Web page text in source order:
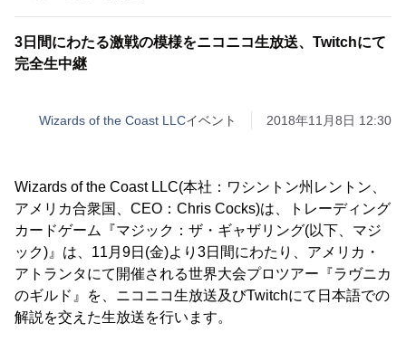
3日間にわたる激戦の模様をニコニコ生放送、Twitchにて
完全生中継
Wizards of the Coast LLCイベント 2018年11月8日 12:30
Wizards of the Coast LLC(本社：ワシントン州レントン、
アメリカ合衆国、CEO：Chris Cocks)は、トレーディング
カードゲーム『マジック：ザ・ギャザリング(以下、マジ
ック)』は、11月9日(金)より3日間にわたり、アメリカ・
アトランタにて開催される世界大会プロツアー『ラヴニカ
のギルド』を、ニコニコ生放送及びTwitchにて日本語での
解説を交えた生放送を行います。